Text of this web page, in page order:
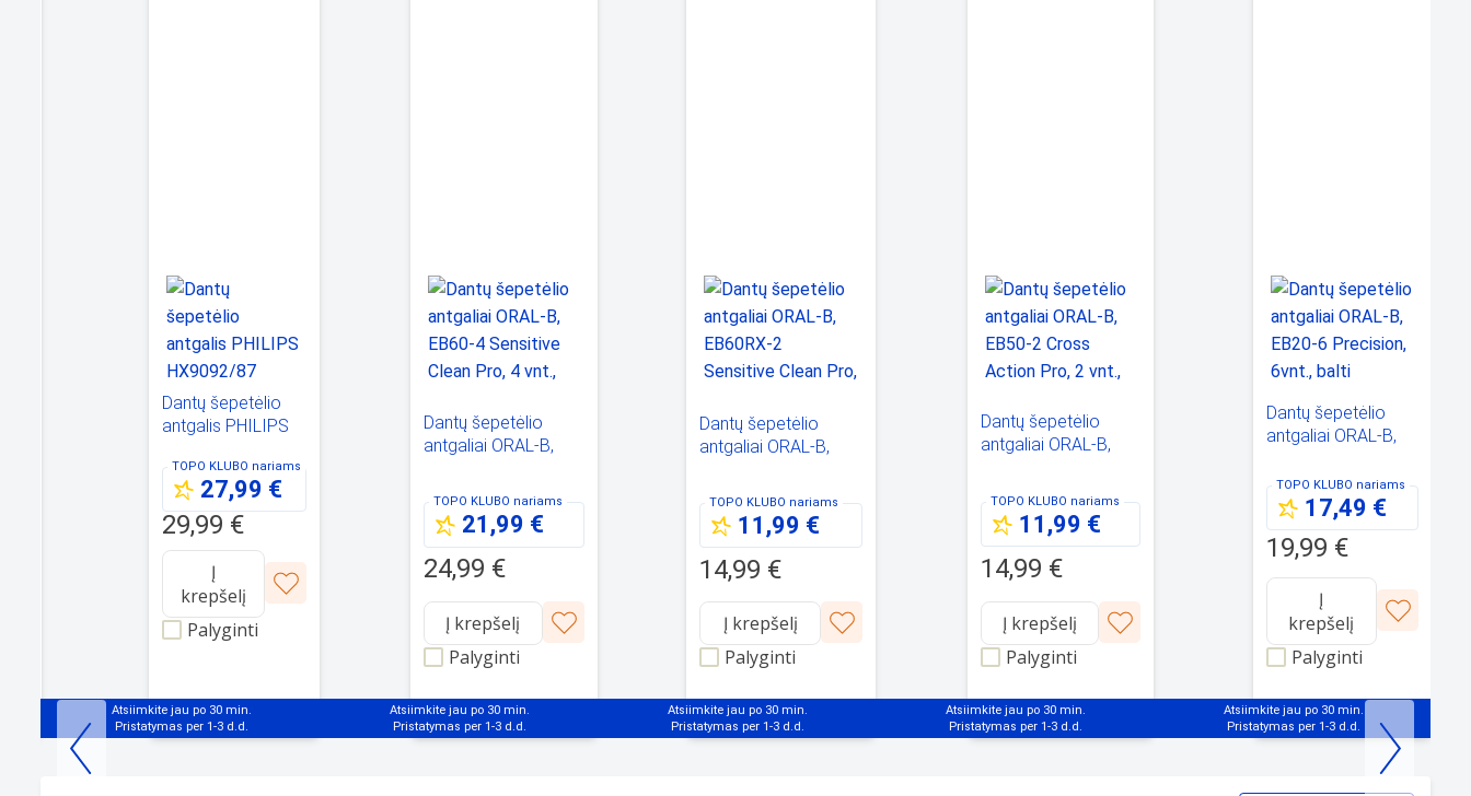
Dantų šepetėlio
antgalis PHILIPS
TOPO KLUBO nariams
27,99 €
29,99 €
Atsiimkite jau po 30 min.
Į
krepšelį
Palyginti
Dantų šepetėlio
antgaliai ORAL-B,
Clean Pro, 4 vnt.,
balti
TOPO KLUBO nariams
21,99 €
24,99 €
Atsiimkite jau po 30 min.
Į krepšelį
Palyginti
Dantų šepetėlio
antgaliai ORAL-B,
Clean Pro, 2 vnt., balti
TOPO KLUBO nariams
11,99 €
14,99 €
Atsiimkite jau po 30 min.
Į krepšelį
Palyginti
Dantų šepetėlio
antgaliai ORAL-B,
TOPO KLUBO nariams
11,99 €
14,99 €
Atsiimkite jau po 30 min.
Į krepšelį
Palyginti
Dantų šepetėlio
antgaliai ORAL-B,
6vnt., balti
TOPO KLUBO nariams
17,49 €
19,99 €
Atsiimkite jau po 30 min.
Į
krepšelį
Palyginti
Item